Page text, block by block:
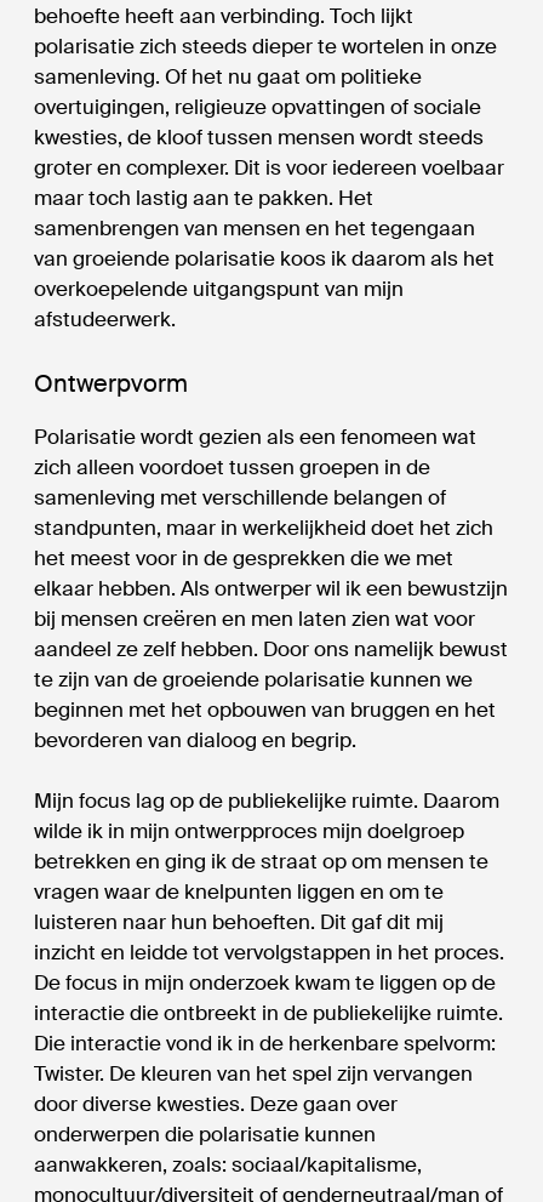
behoefte heeft aan verbinding. Toch lijkt
polarisatie zich steeds dieper te wortelen in onze
samenleving. Of het nu gaat om politieke
overtuigingen, religieuze opvattingen of sociale
kwesties, de kloof tussen mensen wordt steeds
groter en complexer. Dit is voor iedereen voelbaar
maar toch lastig aan te pakken. Het
samenbrengen van mensen en het tegengaan
van groeiende polarisatie koos ik daarom als het
overkoepelende uitgangspunt van mijn
afstudeerwerk.
Ontwerpvorm
Polarisatie wordt gezien als een fenomeen wat
zich alleen voordoet tussen groepen in de
samenleving met verschillende belangen of
standpunten, maar in werkelijkheid doet het zich
het meest voor in de gesprekken die we met
elkaar hebben. Als ontwerper wil ik een bewustzijn
bij mensen creëren en men laten zien wat voor
aandeel ze zelf hebben. Door ons namelijk bewust
te zijn van de groeiende polarisatie kunnen we
beginnen met het opbouwen van bruggen en het
bevorderen van dialoog en begrip.
Mijn focus lag op de publiekelijke ruimte. Daarom
wilde ik in mijn ontwerpproces mijn doelgroep
betrekken en ging ik de straat op om mensen te
vragen waar de knelpunten liggen en om te
luisteren naar hun behoeften. Dit gaf dit mij
inzicht en leidde tot vervolgstappen in het proces.
De focus in mijn onderzoek kwam te liggen op de
interactie die ontbreekt in de publiekelijke ruimte.
Die interactie vond ik in de herkenbare spelvorm:
Twister. De kleuren van het spel zijn vervangen
door diverse kwesties. Deze gaan over
onderwerpen die polarisatie kunnen
aanwakkeren, zoals: sociaal/kapitalisme,
monocultuur/diversiteit of genderneutraal/man of